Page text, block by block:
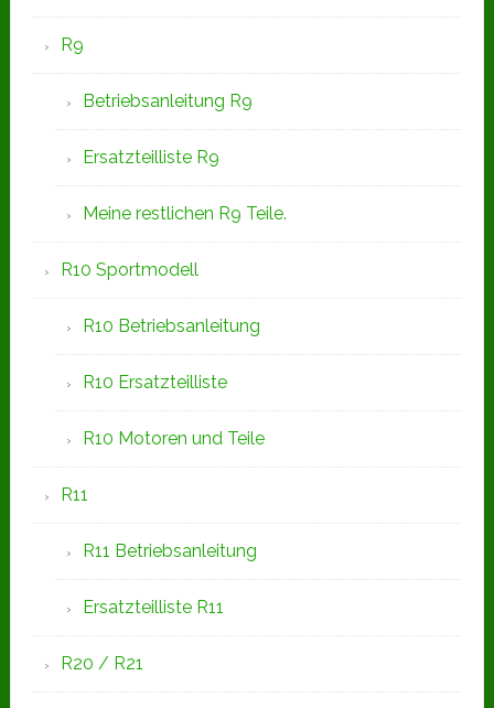
R9
Betriebsanleitung R9
Ersatzteilliste R9
Meine restlichen R9 Teile.
R10 Sportmodell
R10 Betriebsanleitung
R10 Ersatzteilliste
R10 Motoren und Teile
R11
R11 Betriebsanleitung
Ersatzteilliste R11
R20 / R21